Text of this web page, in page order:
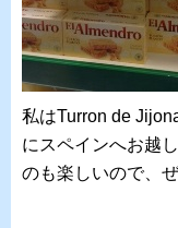
私はTurron de
にスペインへお越
のも楽しいので、